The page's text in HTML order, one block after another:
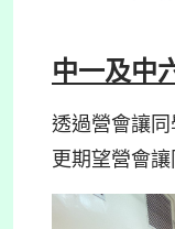
中一及中
透過營會讓
更期望營會